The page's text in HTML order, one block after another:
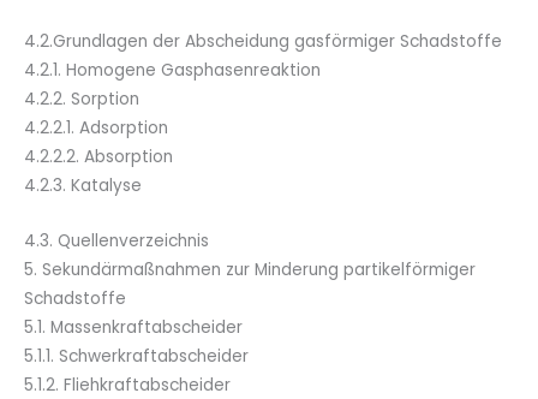
4.2.Grundlagen der Abscheidung gasförmiger Schadstoffe
4.2.1. Homogene Gasphasenreaktion
4.2.2. Sorption
4.2.2.1. Adsorption
4.2.2.2. Absorption
4.2.3. Katalyse
4.3. Quellenverzeichnis
5. Sekundärmaßnahmen zur Minderung partikelförmiger
Schadstoffe
5.1. Massenkraftabscheider
5.1.1. Schwerkraftabscheider
5.1.2. Fliehkraftabscheider